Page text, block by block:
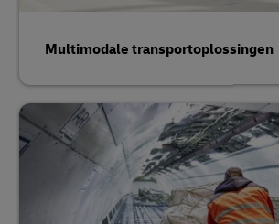
Multimodale transportoplossingen